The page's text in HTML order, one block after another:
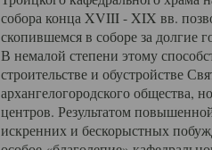
собора конца XVIII - XIX вв.
скопившемся в соборе за долгие
В немалой степени этому
строительстве и обустройстве
архангелогородского общества,
центров. Результатом
искренних и бескорыстных